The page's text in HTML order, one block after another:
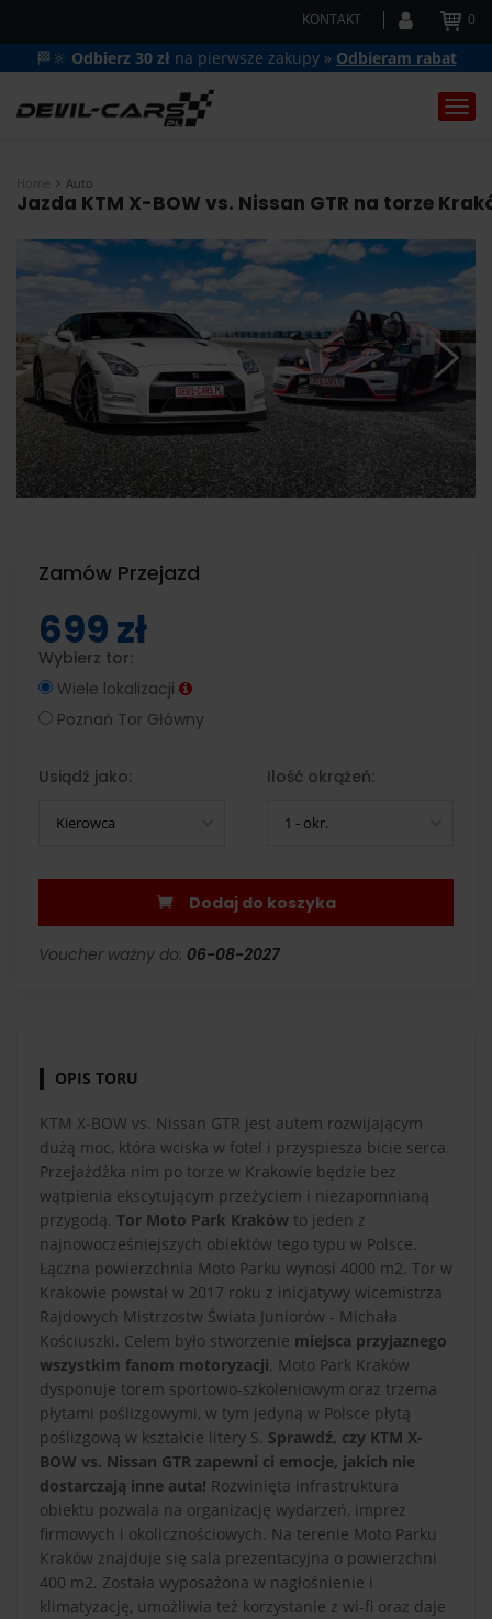
KONTAKT 0
🏁🔆 Odbierz 30 zł na pierwsze zakupy » Odbieram rabat
Home Auto
Jazda KTM X-BOW vs. Nissan GTR na torze
Zamów Przejazd
699 zł
Wybierz tor:
Wiele lokalizacji
Poznań Tor Główny
Usiądź jako:
Kierowca
Ilość okrążeń:
1 - okr.
Dodaj do koszyka
Voucher ważny do: 06-08-2027
OPIS TORU
KTM X-BOW vs. Nissan GTR jest autem rozwijającym
dużą moc, która wciska w fotel i przyspiesza bicie serca.
Przejażdżka nim po torze w Krakowie będzie bez
wątpienia ekscytującym przeżyciem i niezapomnianą
przygodą. Tor Moto Park Kraków to jeden z
najnowocześniejszych obiektów tego typu w Polsce.
Łączna powierzchnia Moto Parku wynosi 4000 m2. Tor w
Krakowie powstał w 2017 roku z inicjatywy wicemistrza
Rajdowych Mistrzostw Świata Juniorów - Michała
Kościuszki. Celem było stworzenie miejsca przyjaznego
wszystkim fanom motoryzacji. Moto Park Kraków
dysponuje torem sportowo-szkoleniowym oraz trzema
płytami poślizgowymi, w tym jedyną w Polsce płytą
poślizgową w kształcie litery S. Sprawdź, czy KTM X-
BOW vs. Nissan GTR zapewni ci emocje, jakich nie
dostarczają inne auta! Rozwinięta infrastruktura
obiektu pozwala na organizację wydarzeń, imprez
firmowych i okolicznościowych. Na terenie Moto Parku
Kraków znajduje się sala prezentacyjna o powierzchni
400 m2. Została wyposażona w nagłośnienie i
klimatyzację, umożliwia też korzystanie z wi-fi oraz daje